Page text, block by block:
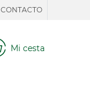
CONTACTO
Mi cesta